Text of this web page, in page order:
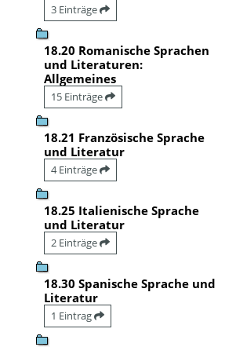
3 Einträge
18.20 Romanische Sprachen
und Literaturen:
Allgemeines
15 Einträge
18.21 Französische Sprache
und Literatur
4 Einträge
18.25 Italienische Sprache
und Literatur
2 Einträge
18.30 Spanische Sprache und
Literatur
1 Eintrag